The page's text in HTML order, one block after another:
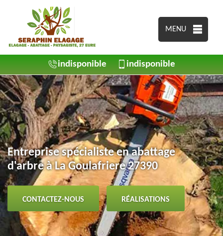
MENU
indisponible indisponible
Entreprise spécialiste en abattage
d'arbre à La Goulafriere 27390
CONTACTEZ-NOUS RÉALISATIONS